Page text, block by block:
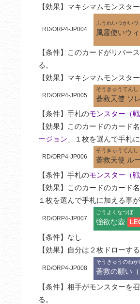
【効果】マキシマムモンスタ
RD/ORP4-JP004
ふうれいつかいウ
風霊使いウ
【条件】このカードがリバー
る。
【効果】マキシマムモンスタ
RD/ORP4-JP005
そうきゅうてんし
蒼救天使 ソ
【条件】手札のモンスター（戦
【効果】このカードのカード
ージョン 」１枚を選んで手札
RD/ORP4-JP006
そうきゅうてんし
蒼救天使 ル
【条件】手札のモンスター（戦
【効果】このカードのカード
１枚を選んで手札に加える事が
RD/ORP4-JP007
ごうよくなつぼ
強欲な壺
【条件】なし
【効果】自分は２枚ドローする
RD/ORP4-JP008
そうきゅうのねが
蒼救の願い（
【条件】相手がモンスターを
る。